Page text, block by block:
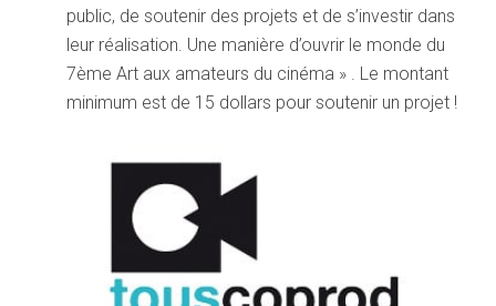
public, de soutenir des projets et de s’investir dans
leur réalisation. Une manière d’ouvrir le monde du
7ème Art aux amateurs du cinéma » . Le montant
minimum est de 15 dollars pour soutenir un projet !